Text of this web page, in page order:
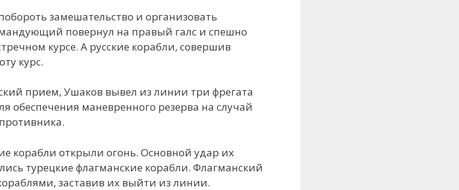
замешательство и организовать
повернул на правый галс и спешно
курсе. А русские корабли, совершив
курс.
прием, Ушаков вывел из линии три фрегата
маневренного резерва на случай
корабли открыли огонь. Основной удар их
турецкие флагманские корабли. Флагманский
заставив их выйти из линии.